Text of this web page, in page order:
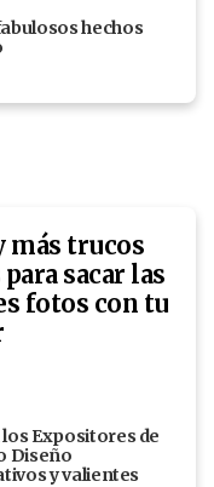
hechos
más trucos
sacar las
fotos con tu
los Expositores de
Diseño
y valientes